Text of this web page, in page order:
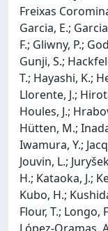
Freixas
Garcia, E.;
F.; Gliwny, P.;
Gunji, S.;
T.; Hayashi, K.;
Llorente, J.;
Houles, J.;
Hütten, M.;
Iwamura, Y.;
Jouvin, L.;
H.; Kataoka, J.;
Kubo, H.;
Flour, T.; Longo,